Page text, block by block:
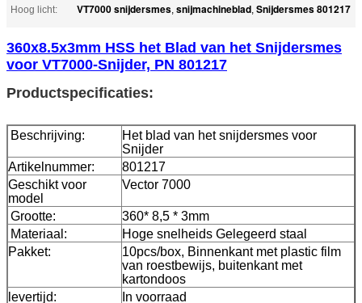
Hoog licht:
VT7000 snijdersmes, snijmachineblad, Snijdersmes 801217
360x8.5x3mm HSS het Blad van het Snijdersmes
voor VT7000-Snijder, PN 801217
Productspecificaties:
Beschrijving:
Het blad van het snijdersmes voor
Snijder
Artikelnummer:
801217
Geschikt voor
model
Vector 7000
Grootte:
360* 8,5 * 3mm
Materiaal:
Hoge snelheids Gelegeerd staal
Pakket:
10pcs/box, Binnenkant met plastic film
van roestbewijs, buitenkant met
kartondoos
levertijd:
In voorraad